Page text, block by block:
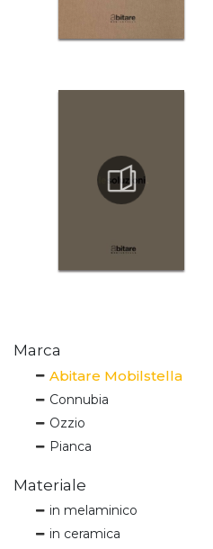
Marca
Abitare Mobilstella
Connubia
Ozzio
Pianca
Materiale
in melaminico
in ceramica